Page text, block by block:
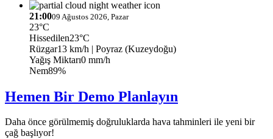
21:0009 Ağustos 2026, Pazar
23°C
Hissedilen23°C
Rüzgar13 km/h | Poyraz (Kuzeydoğu)
Yağış Miktarı0 mm/h
Nem89%
Hemen Bir Demo Planlayın
Daha önce görülmemiş doğruluklarda hava tahminleri ile yeni bir
çağ başlıyor!